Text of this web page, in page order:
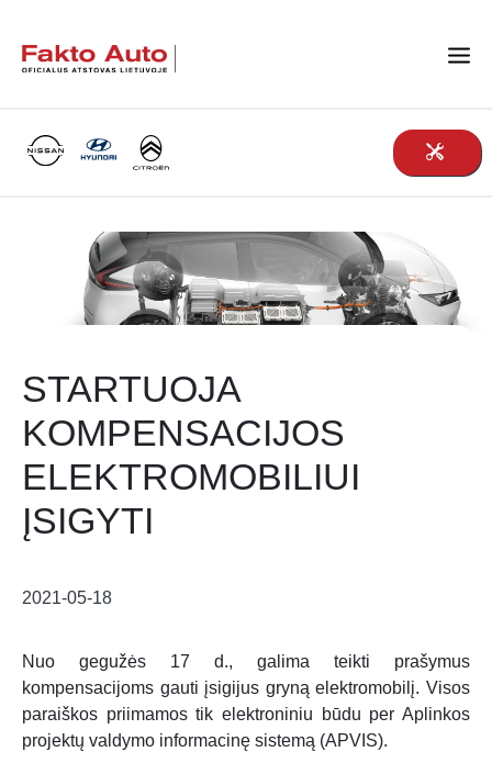
Main Navigation
STARTUOJA
KOMPENSACIJOS
ELEKTROMOBILIUI
ĮSIGYTI
2021-05-18
Nuo gegužės 17 d., galima teikti prašymus
kompensacijoms gauti įsigijus gryną elektromobilį. Visos
paraiškos priimamos tik elektroniniu būdu per Aplinkos
projektų valdymo informacinę sistemą (APVIS).